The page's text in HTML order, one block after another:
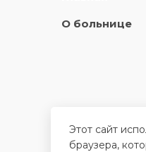
О больнице
Этот сайт
браузера,